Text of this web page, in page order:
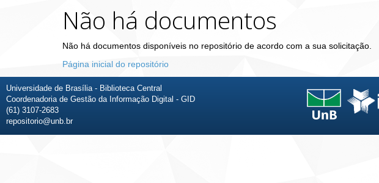
Não há documentos
Não há documentos disponíveis no repositório de acordo com a sua solicitação.
Página inicial do repositório
Universidade de Brasília - Biblioteca Central
Coordenadoria de Gestão da Informação Digital - GID
(61) 3107-2683
repositorio@unb.br